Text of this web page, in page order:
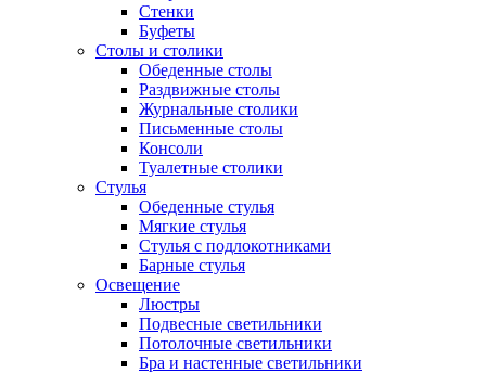
Стенки
Буфеты
Столы и столики
Обеденные столы
Раздвижные столы
Журнальные столики
Письменные столы
Консоли
Туалетные столики
Стулья
Обеденные стулья
Мягкие стулья
Стулья с подлокотниками
Барные стулья
Освещение
Люстры
Подвесные светильники
Потолочные светильники
Бра и настенные светильники